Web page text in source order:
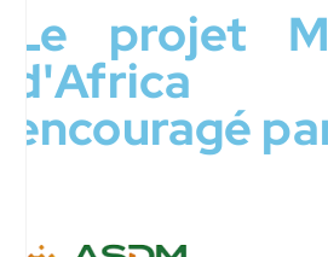
Le projet
d'Africa
encouragé